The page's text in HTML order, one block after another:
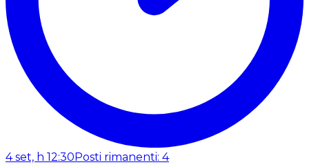
4 set, h 12:30Posti rimanenti: 4